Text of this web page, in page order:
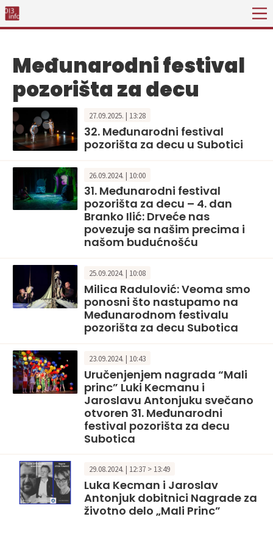
Međunarodni festival
pozorišta za decu
27.09.2025. | 13:28
32. Međunarodni festival
pozorišta za decu u Subotici
26.09.2024. | 10:00
31. Međunarodni festival
pozorišta za decu – 4. dan
Branko Ilić: Drveće nas
povezuje sa našim precima i
našom budućnošću
25.09.2024. | 10:08
Milica Radulović: Veoma smo
ponosni što nastupamo na
Međunarodnom festivalu
pozorišta za decu Subotica
23.09.2024. | 10:43
Uručenjenjem nagrada “Mali
princ” Luki Kecmanu i
Jaroslavu Antonjuku svečano
otvoren 31. Međunarodni
festival pozorišta za decu
Subotica
29.08.2024. | 12:37 > 13:49
Luka Kecman i Jaroslav
Antonjuk dobitnici Nagrade za
životno delo „Mali Princ”